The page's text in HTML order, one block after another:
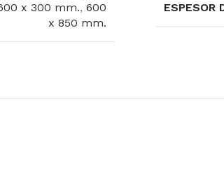
x 300 mm., 600
x 850 mm.
ESPESOR